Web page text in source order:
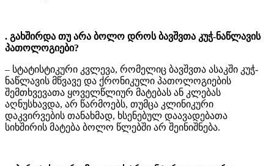
. გახშირდა თუ არა ბოლო დროს ბავშვთა კუჭ-ნაწლავის
პათოლოგიები?
– სტატისტიკური კვლევა, რომელიც ბავშვთა ასაკში კუჭ-
ნაწლავის მწვავე და ქრონიკული პათოლოგიების
შემთხვევათა ყოველწლიურ მატებას ან კლებას
აღნუსხავდა, არ წარმოებს, თუმცა კლინიკური
დაკვირვების თანახმად, ხსენებულ დაავადებათა
სიხშირის მატება ბოლო წლებში არ შეინიშნება.